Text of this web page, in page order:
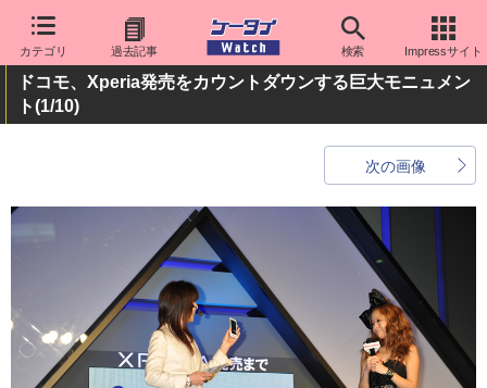
カテゴリ 過去記事 検索 Impressサイト
ドコモ、Xperia発売をカウントダウンする巨大モニュメン
ト(1/10)
次の画像